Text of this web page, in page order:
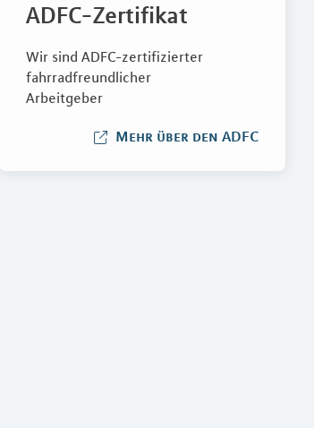
ADFC-Zertifikat
Wir sind ADFC-zertifizierter
fahrradfreundlicher
Arbeitgeber
Mehr über den ADFC